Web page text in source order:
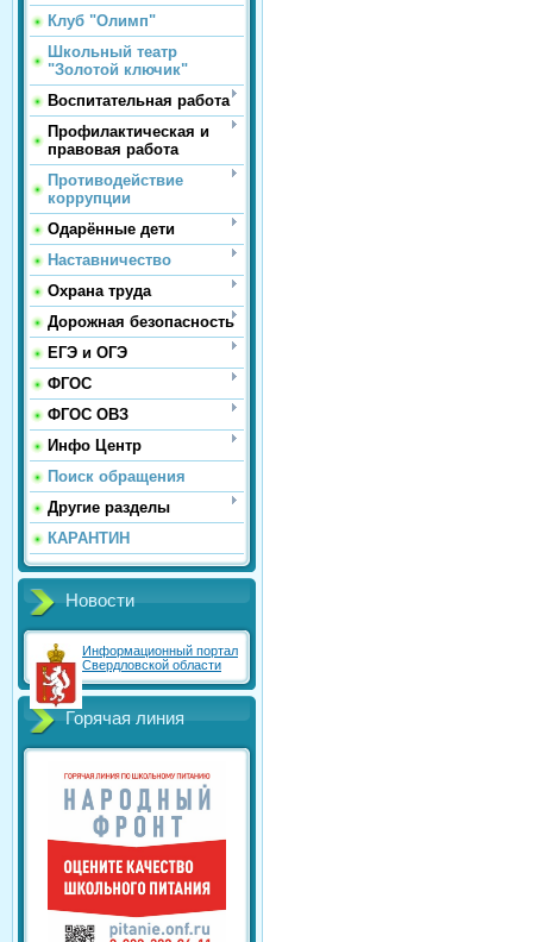
Клуб "Олимп"
Школьный театр
"Золотой ключик"
Воспитательная работа
Профилактическая и
правовая работа
Противодействие
коррупции
Одарённые дети
Наставничество
Охрана труда
Дорожная безопасность
ЕГЭ и ОГЭ
ФГОС
ФГОС ОВЗ
Инфо Центр
Поиск обращения
Другие разделы
КАРАНТИН
Новости
Информационный портал
Свердловской области
Горячая линия